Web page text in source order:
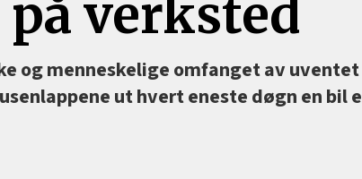
verksted
og menneskelige omfanget av
ut hvert eneste døgn en bil